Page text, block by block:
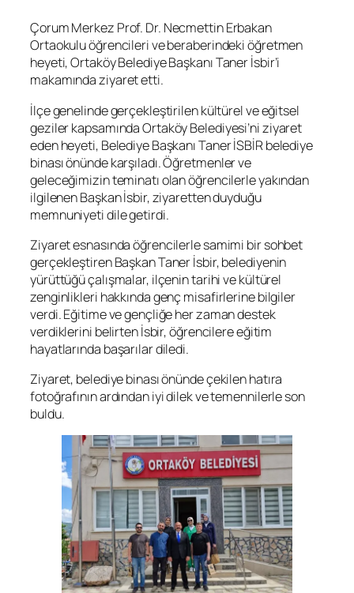
Çorum Merkez Prof. Dr. Necmettin Erbakan
Ortaokulu öğrencileri ve beraberindeki öğretmen
heyeti, Ortaköy Belediye Başkanı Taner İsbir’i
makamında ziyaret etti.
İlçe genelinde gerçekleştirilen kültürel ve eğitsel
geziler kapsamında Ortaköy Belediyesi’ni ziyaret
eden heyeti, Belediye Başkanı Taner İSBİR belediye
binası önünde karşıladı. Öğretmenler ve
geleceğimizin teminatı olan öğrencilerle yakından
ilgilenen Başkan İsbir, ziyaretten duyduğu
memnuniyeti dile getirdi.
Ziyaret esnasında öğrencilerle samimi bir sohbet
gerçekleştiren Başkan Taner İsbir, belediyenin
yürüttüğü çalışmalar, ilçenin tarihi ve kültürel
zenginlikleri hakkında genç misafirlerine bilgiler
verdi. Eğitime ve gençliğe her zaman destek
verdiklerini belirten İsbir, öğrencilere eğitim
hayatlarında başarılar diledi.
Ziyaret, belediye binası önünde çekilen hatıra
fotoğrafının ardından iyi dilek ve temennilerle son
buldu.